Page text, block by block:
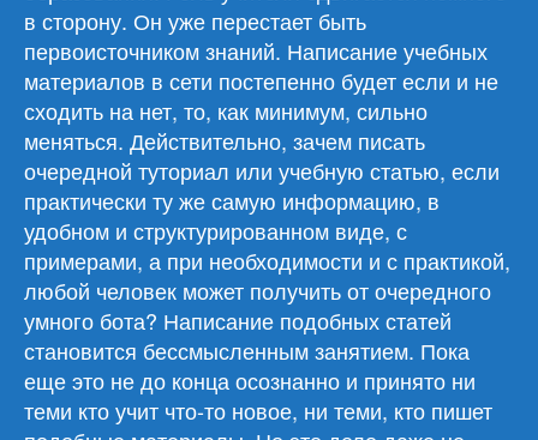
в сторону. Он уже перестает быть
первоисточником знаний. Написание учебных
материалов в сети постепенно будет если и не
сходить на нет, то, как минимум, сильно
меняться. Действительно, зачем писать
очередной туториал или учебную статью, если
практически ту же самую информацию, в
удобном и структурированном виде, с
примерами, а при необходимости и с практикой,
любой человек может получить от очередного
умного бота? Написание подобных статей
становится бессмысленным занятием. Пока
еще это не до конца осознанно и принято ни
теми кто учит что-то новое, ни теми, кто пишет